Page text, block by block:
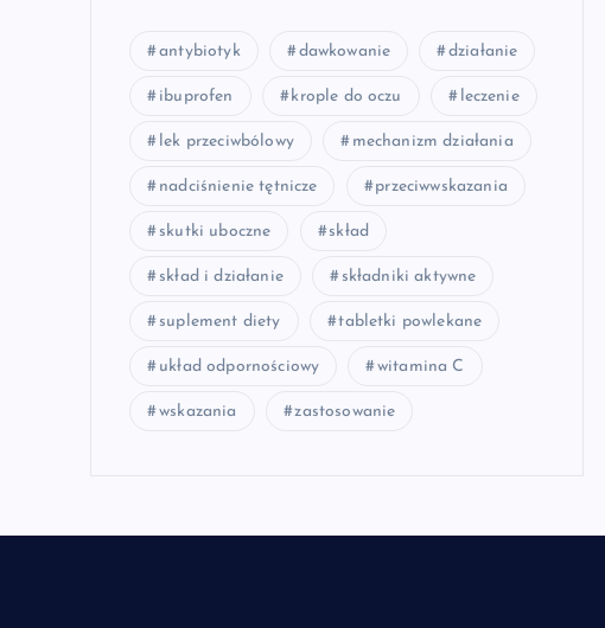
antybiotyk dawkowanie działanie
ibuprofen krople do oczu leczenie
lek przeciwbólowy mechanizm działania
nadciśnienie tętnicze przeciwwskazania
skutki uboczne skład
skład i działanie składniki aktywne
suplement diety tabletki powlekane
układ odpornościowy witamina C
wskazania zastosowanie